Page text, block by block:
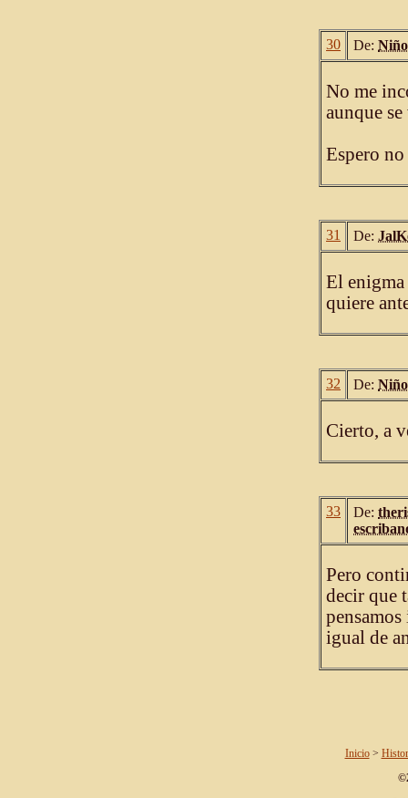
30 De:
No me
aunque
Espero
31 De:
El enigma
quiere
32 De:
Cierto, a
33 De:
Pero
decir que
igual de
Inicio>